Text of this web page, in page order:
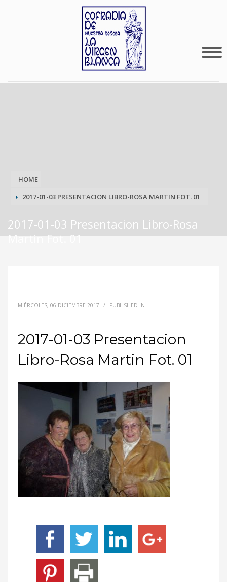
HOME
2017-01-03 PRESENTACION LIBRO-ROSA MARTIN FOT. 01
2017-01-03 Presentacion Libro-Rosa
Martin Fot. 01
MIÉRCOLES, 06 DICIEMBRE 2017 / PUBLISHED IN
2017-01-03 Presentacion
Libro-Rosa Martin Fot. 01